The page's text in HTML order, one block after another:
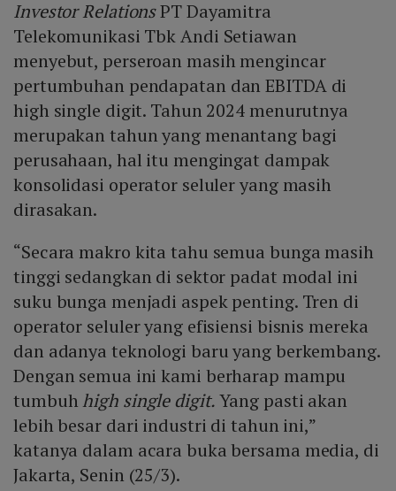
pertumbuhan 95,4 %.
Investor RelationsPT Dayamitra
Telekomunikasi Tbk‎ Andi Setiawan
menyebut, perseroan masih mengincar
pertumbuhan pendapatan dan EBITDA di
high single digit. Tahun 2024 menurutnya
merupakan tahun yang menantang bagi
perusahaan, hal itu mengingat dampak
konsolidasi operator seluler yang masih
dirasakan.
“Secara makro kita tahu semua bunga masih
tinggi sedangkan di sektor padat modal ini
suku bunga menjadi aspek penting. Tren di
operator seluler yang efisiensi bisnis mereka
dan adanya teknologi baru yang berkembang.
Dengan semua ini kami berharap mampu
tumbuhhigh single digit.Yang pasti akan
lebih besar dari industri di tahun ini,”
katanya dalam acara buka bersama media, di
Jakarta, Senin (25/3).